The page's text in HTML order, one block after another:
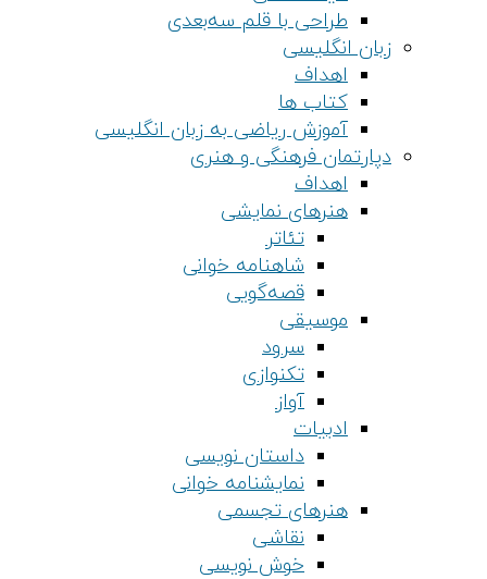
طراحی با قلم سه‌بعدی
زبان انگلیسی
اهداف
کتاب ها
آموزش ریاضی به زبان انگلیسی
دپارتمان فرهنگی و هنری
اهداف
هنرهای نمایشی
تئاتر
شاهنامه خوانی
قصه‌گویی
موسیقی
سرود
تکنوازی
آواز
ادبیات
داستان نویسی
نمایشنامه خوانی
هنرهای تجسمی
نقاشی
خوش نویسی